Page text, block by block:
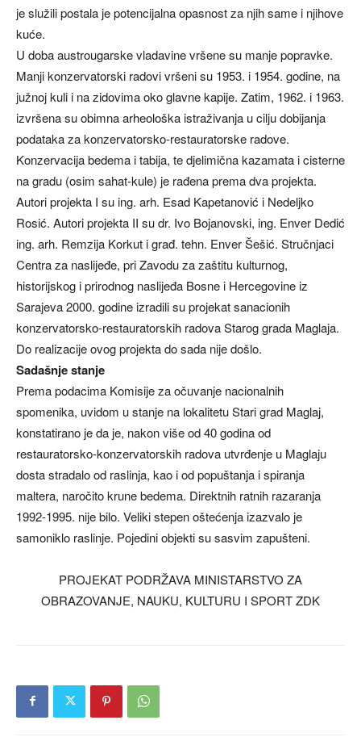
je služili postala je potencijalna opasnost za njih same i njihove
kuće.
U doba austrougarske vladavine vršene su manje popravke.
Manji konzervatorski radovi vršeni su 1953. i 1954. godine, na
južnoj kuli i na zidovima oko glavne kapije. Zatim, 1962. i 1963.
izvršena su obimna arheološka istraživanja u cilju dobijanja
podataka za konzervatorsko-restauratorske radove.
Konzervacija bedema i tabija, te djelimična kazamata i cisterne
na gradu (osim sahat-kule) je rađena prema dva projekta.
Autori projekta I su ing. arh. Esad Kapetanović i Nedeljko
Rosić. Autori projekta II su dr. Ivo Bojanovski, ing. Enver Dedić
ing. arh. Remzija Korkut i građ. tehn. Enver Šešić. Stručnjaci
Centra za naslijeđe, pri Zavodu za zaštitu kulturnog,
historijskog i prirodnog naslijeđa Bosne i Hercegovine iz
Sarajeva 2000. godine izradili su projekat sanacionih
konzervatorsko-restauratorskih radova Starog grada Maglaja.
Do realizacije ovog projekta do sada nije došlo.
Sadašnje stanje
Prema podacima Komisije za očuvanje nacionalnih
spomenika, uvidom u stanje na lokalitetu Stari grad Maglaj,
konstatirano je da je, nakon više od 40 godina od
restauratorsko-konzervatorskih radova utvrđenje u Maglaju
dosta stradalo od raslinja, kao i od popuštanja i spiranja
maltera, naročito krune bedema. Direktnih ratnih razaranja
1992-1995. nije bilo. Veliki stepen oštećenja izazvalo je
samoniklo raslinje. Pojedini objekti su sasvim zapušteni.
PROJEKAT PODRŽAVA MINISTARSTVO ZA
OBRAZOVANJE, NAUKU, KULTURU I SPORT ZDK